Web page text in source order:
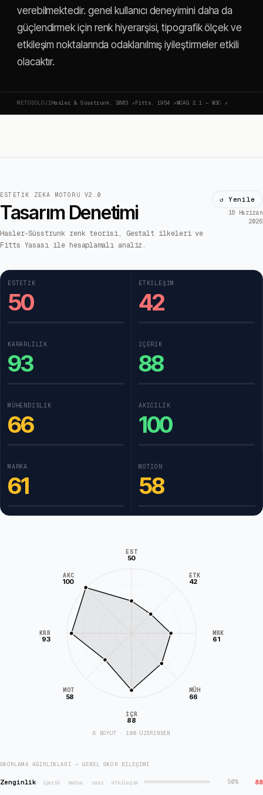
verebilmektedir. genel kullanıcı deneyimini daha da
güçlendirmek için renk hiyerarşisi, tipografik ölçek ve
etkileşim noktalarında odaklanılmış iyileştirmeler etkili
olacaktır.
METODOLOJIHasler & Süsstrunk, 2003 ↗Fitts, 1954 ↗WCAG 2.1 — W3C ↗
ESTETIK ZEKA MOTORU V2.0
Tasarım Denetimi
Hasler-Süsstrunk renk teorisi, Gestalt ilkeleri ve
Fitts Yasası ile hesaplamalı analiz.
↺ Yenile
16 Haziran
2026
ESTETIK
50
ETKILEŞIM
42
KARARLILIK
93
İÇERIK
88
MÜHENDISLIK
66
AKICILIK
100
MARKA
61
MOTION
58
EST
50
ETK
42
MRK
61
MÜH
66
İÇR
88
MOT
58
KRR
93
AKC
100
8 BOYUT · 100 ÜZERİNDEN
SKORLAMA AĞIRLIKLARI — GENEL SKOR BILEŞIMI
Zenginlik · içerik · medya · yapı · etkileşim 50% 88